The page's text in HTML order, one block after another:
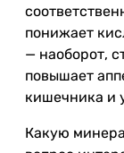
понижает
— наоборот,
повышает
кишечника и
Какую